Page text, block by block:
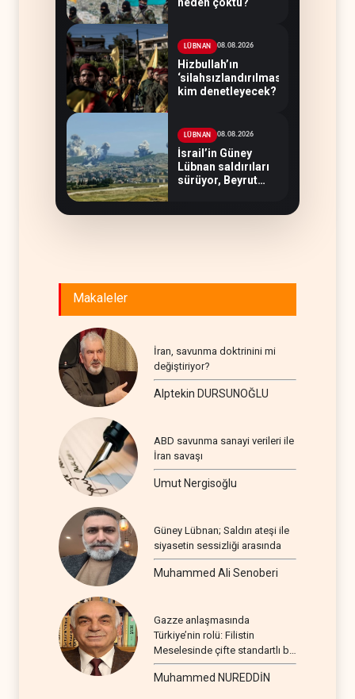
LÜBNAN 08.08.2026
Hizbullah’ın
‘silahsızlandırılmasını’
kim denetleyecek?
LÜBNAN 08.08.2026
İsrail’in Güney
Lübnan saldırıları
sürüyor, Beyrut
Makaleler
İran, savunma doktrinini mi
değiştiriyor?
Alptekin DURSUNOĞLU
ABD savunma sanayi verileri ile
İran savaşı
Umut Nergisoğlu
Güney Lübnan; Saldırı ateşi ile
siyasetin sessizliği arasında
Muhammed Ali Senoberi
Gazze anlaşmasında
Türkiye’nin rolü: Filistin
Meselesinde çifte standartlı bir
seyir
Muhammed NUREDDİN